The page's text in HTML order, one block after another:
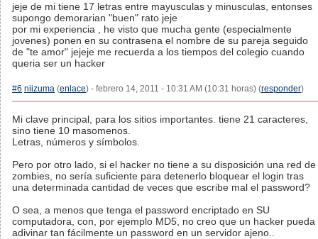
jeje de mi tiene 17 letras entre mayusculas y minusculas, entonses
supongo demorarian "buen" rato jeje
por mi experiencia , he visto que mucha gente (especialmente
jovenes) ponen en su contrasena el nombre de su pareja seguido
de "te amor" jejeje me recuerda a los tiempos del colegio cuando
queria ser un hacker
#6 niizuma (enlace) - febrero 14, 2011 - 10:31 AM (10:31 horas) (responder)
Mi clave principal, para los sitios importantes. tiene 21 caracteres,
sino tiene 10 masomenos.
Letras, números y símbolos.
Pero por otro lado, si el hacker no tiene a su disposición una red de
zombies, no sería suficiente para detenerlo bloquear el login tras
una determinada cantidad de veces que escribe mal el password?
O sea, a menos que tenga el password encriptado en SU
computadora, con, por ejemplo MD5, no creo que un hacker pueda
adivinar tan fácilmente un password en un servidor ajeno..